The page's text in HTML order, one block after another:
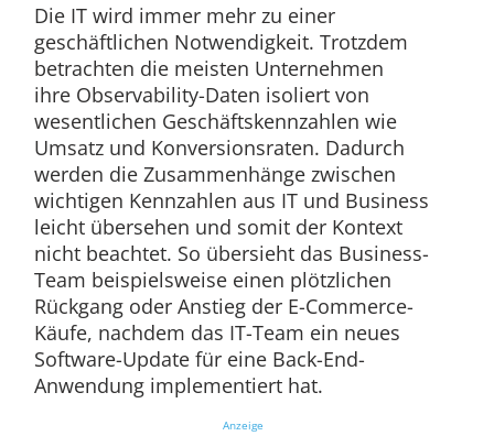
Die IT wird immer mehr zu einer
geschäftlichen Notwendigkeit. Trotzdem
betrachten die meisten Unternehmen
ihre Observability-Daten isoliert von
wesentlichen Geschäftskennzahlen wie
Umsatz und Konversionsraten. Dadurch
werden die Zusammenhänge zwischen
wichtigen Kennzahlen aus IT und Business
leicht übersehen und somit der Kontext
nicht beachtet. So übersieht das Business-
Team beispielsweise einen plötzlichen
Rückgang oder Anstieg der E-Commerce-
Käufe, nachdem das IT-Team ein neues
Software-Update für eine Back-End-
Anwendung implementiert hat.
Anzeige